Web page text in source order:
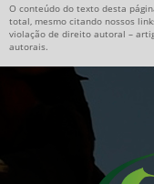
O conteúdo do texto desta
total, mesmo citando nossos
violação de direito autoral –
autorais.